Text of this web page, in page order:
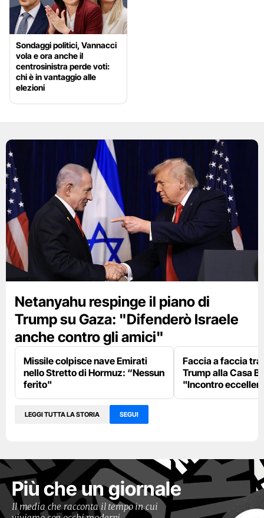
Sondaggi politici, Vannacci
vola e ora anche il
centrosinistra perde voti:
chi è in vantaggio alle
elezioni
Netanyahu respinge il piano di
Trump su Gaza: "Difenderò Israele
anche contro gli amici"
Missile colpisce nave Emirati
nello Stretto di Hormuz: “Nessun
ferito"
Faccia a faccia
Trump alla Casa
"Incontro
LEGGI TUTTA LA STORIA SEGUI
Più che un giornale
Il media che racconta il tempo in cui